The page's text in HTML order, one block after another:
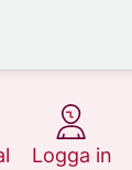
Logga in
på 1177.se